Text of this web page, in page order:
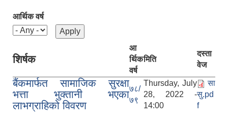
आर्थिक वर्ष
शिर्षक
आ
र्थिक
वर्ष
मिति
दस्ता
वेज
बैंकमार्फत सामाजिक सुरक्षा
भत्ता भुक्तानी भएका
लाभग्राहिको विवरण
७८/
७९
Thursday, July
28, 2022 -
14:00
सा
सु.pd
f